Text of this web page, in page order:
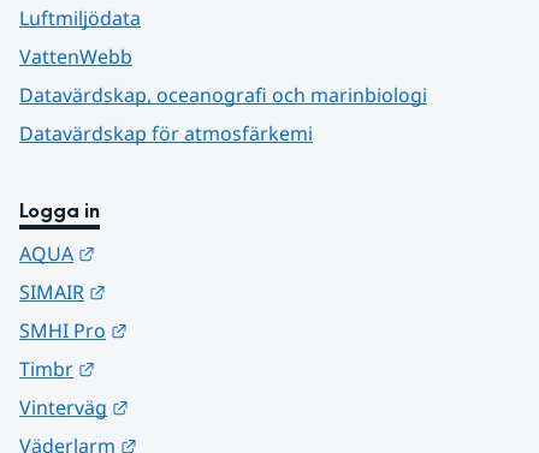
Luftmiljödata
VattenWebb
Datavärdskap, oceanografi och marinbiologi
Datavärdskap för atmosfärkemi
Logga in
AQUA
SIMAIR
SMHI Pro
Timbr
Vinterväg
Väderlarm